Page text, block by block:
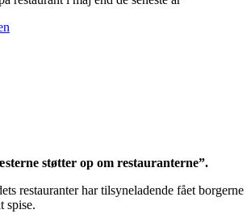
støtter op om restauranterne”.
restauranter har tilsyneladende fået borgerne
spise.